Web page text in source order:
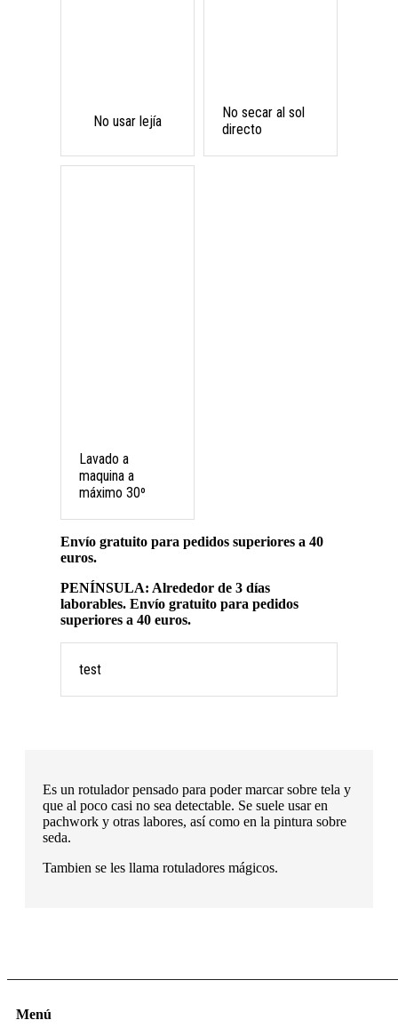
No usar lejía
No secar al sol
directo
Lavado a
maquina a
máximo 30º
Envío gratuito para pedidos superiores a 40
euros.
PENÍNSULA: Alrededor de 3 días
laborables. Envío gratuito para pedidos
superiores a 40 euros.
test
Es un rotulador pensado para poder marcar sobre tela y
que al poco casi no sea detectable. Se suele usar en
pachwork y otras labores, así como en la pintura sobre
seda.
Tambien se les llama rotuladores mágicos.
Menú